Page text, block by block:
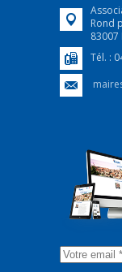
Rond
83007
Tél. :